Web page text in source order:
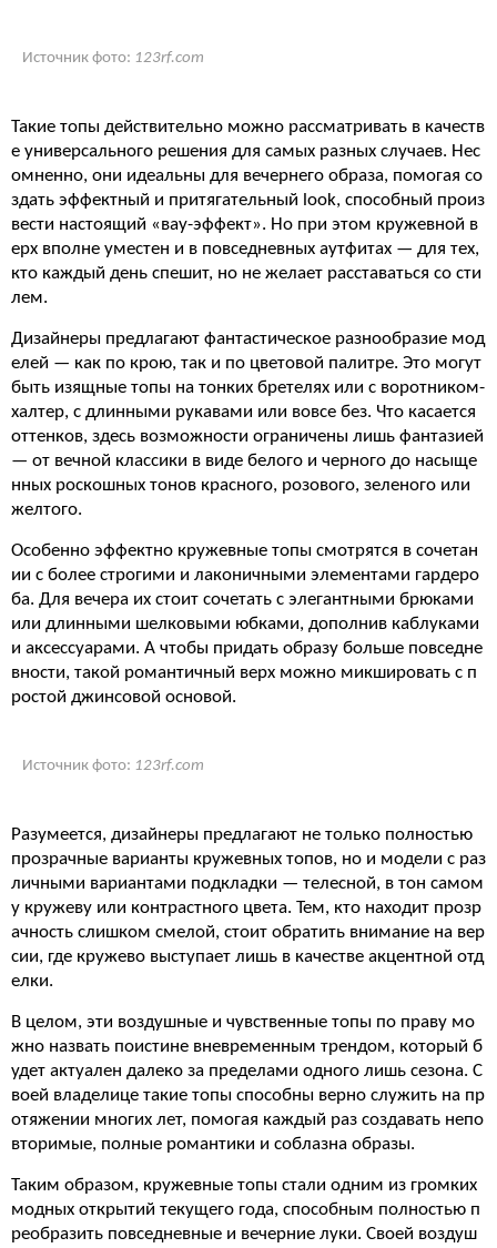
Источник фото: 123rf.com
Такие топы действительно можно рассматривать в качеств
е универсального решения для самых разных случаев. Нес
омненно, они идеальны для вечернего образа, помогая со
здать эффектный и притягательный look, способный произ
вести настоящий «вау-эффект». Но при этом кружевной в
ерх вполне уместен и в повседневных аутфитах — для тех,
кто каждый день спешит, но не желает расставаться со сти
лем.
Дизайнеры предлагают фантастическое разнообразие мод
елей — как по крою, так и по цветовой палитре. Это могут
быть изящные топы на тонких бретелях или с воротником-
халтер, с длинными рукавами или вовсе без. Что касается
оттенков, здесь возможности ограничены лишь фантазией
— от вечной классики в виде белого и черного до насыще
нных роскошных тонов красного, розового, зеленого или
желтого.
Особенно эффектно кружевные топы смотрятся в сочетан
ии с более строгими и лаконичными элементами гардеро
ба. Для вечера их стоит сочетать с элегантными брюками
или длинными шелковыми юбками, дополнив каблуками
и аксессуарами. А чтобы придать образу больше повседне
вности, такой романтичный верх можно микшировать с п
ростой джинсовой основой.
Источник фото: 123rf.com
Разумеется, дизайнеры предлагают не только полностью
прозрачные варианты кружевных топов, но и модели с раз
личными вариантами подкладки — телесной, в тон самом
у кружеву или контрастного цвета. Тем, кто находит прозр
ачность слишком смелой, стоит обратить внимание на вер
сии, где кружево выступает лишь в качестве акцентной отд
елки.
В целом, эти воздушные и чувственные топы по праву мо
жно назвать поистине вневременным трендом, который б
удет актуален далеко за пределами одного лишь сезона. С
воей владелице такие топы способны верно служить на пр
отяжении многих лет, помогая каждый раз создавать непо
вторимые, полные романтики и соблазна образы.
Таким образом, кружевные топы стали одним из громких
модных открытий текущего года, способным полностью п
реобразить повседневные и вечерние луки. Своей воздуш